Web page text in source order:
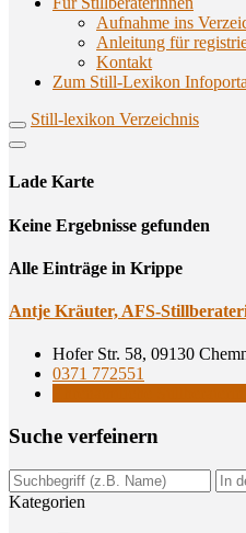
Aufnahme ins
Anlei­tung für
Kon­takt
Zum Still-Lexikon
Still-lexikon Verzeichnis
Lade Karte
Кeine Ergebnisse gefunden
Alle Einträge in Krippe
Ant­je Kräu­ter, AFS-
Hofer Str. 58, 09130
0371 772551
Suche ver­fei­nern
Kategorien